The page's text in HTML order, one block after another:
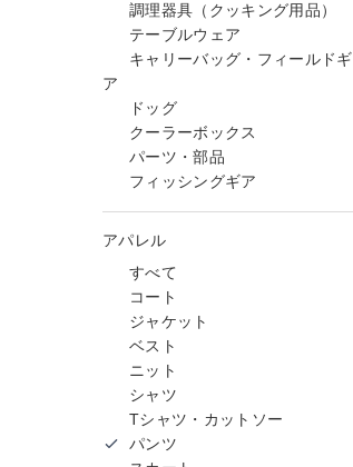
調理器具（クッキング用品）
テーブルウェア
キャリーバッグ・フィールドギ
ア
ドッグ
クーラーボックス
パーツ・部品
フィッシングギア
アパレル
すべて
コート
ジャケット
ベスト
ニット
シャツ
Tシャツ・カットソー
パンツ